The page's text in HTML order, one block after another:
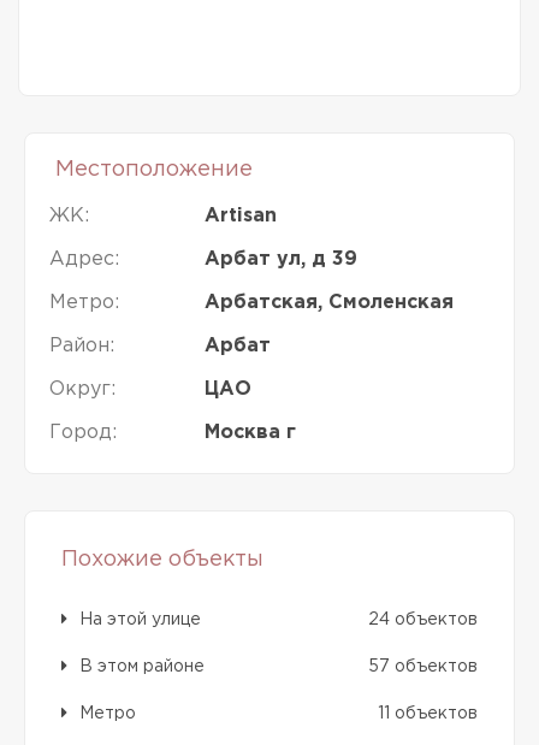
Местоположение
ЖК: Artisan
Адрес: Арбат ул, д 39
Метро: Арбатская, Смоленская
Район: Арбат
Округ: ЦАО
Город: Москва г
Похожие объекты
На этой улице 24 объектов
В этом районе 57 объектов
Метро 11 объектов